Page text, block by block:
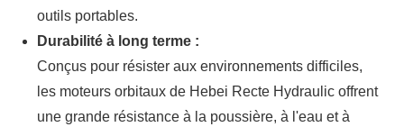
outils portables.
Durabilité à long terme :
Conçus pour résister aux environnements difficiles,
les moteurs orbitaux de Hebei Recte Hydraulic offrent
une grande résistance à la poussière, à l'eau et à